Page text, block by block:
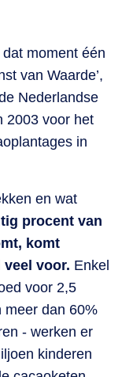
moment één
van Waarde’,
Nederlandse
2003 voor het
in
en wat
procent van
komt
voor. Enkel
voor 2,5
meer dan 60%
- werken er
kinderen